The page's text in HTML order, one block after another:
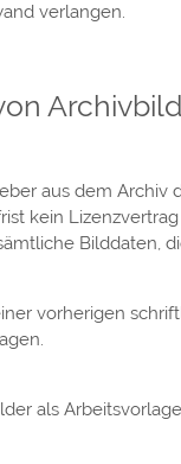
verlangen.
aus dem
kein
Bilddaten,
vorherigen
als